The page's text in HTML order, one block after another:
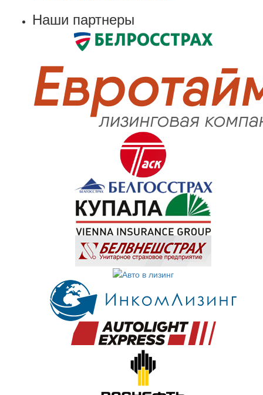
Наши партнеры